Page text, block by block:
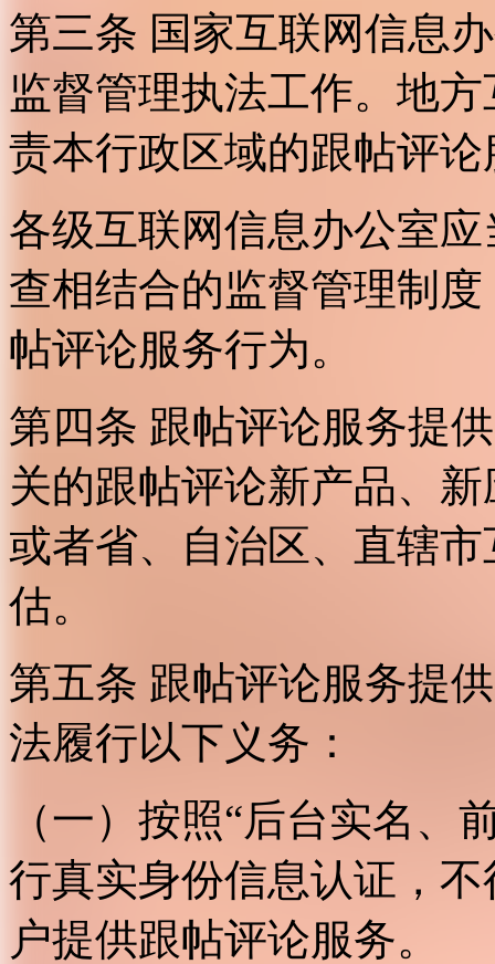
第三条 国家互联网信息
监督管理执法工作。地
责本行政区域的跟帖评
各级互联网信息办公室
查相结合的监督管理制
帖评论服务行为。
第四条 跟帖评论服务提
关的跟帖评论新产品、
或者省、自治区、直辖
估。
第五条 跟帖评论服务提
法履行以下义务：
（一）按照“后台实名、
行真实身份信息认证，
户提供跟帖评论服务。